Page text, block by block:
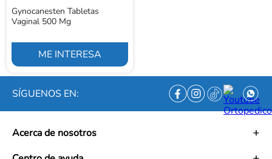
Gynocanesten Tabletas
Vaginal 500 Mg
ME INTERESA
SÍGUENOS EN:
Acerca de nosotros